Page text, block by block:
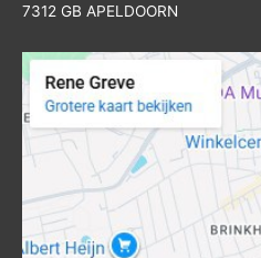
7312 GB APELDOORN